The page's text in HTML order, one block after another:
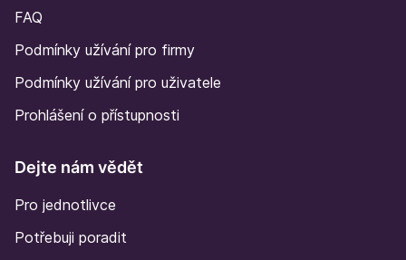
FAQ
Podmínky užívání pro firmy
Podmínky užívání pro uživatele
Prohlášení o přístupnosti
Dejte nám vědět
Pro jednotlivce
Potřebuji poradit